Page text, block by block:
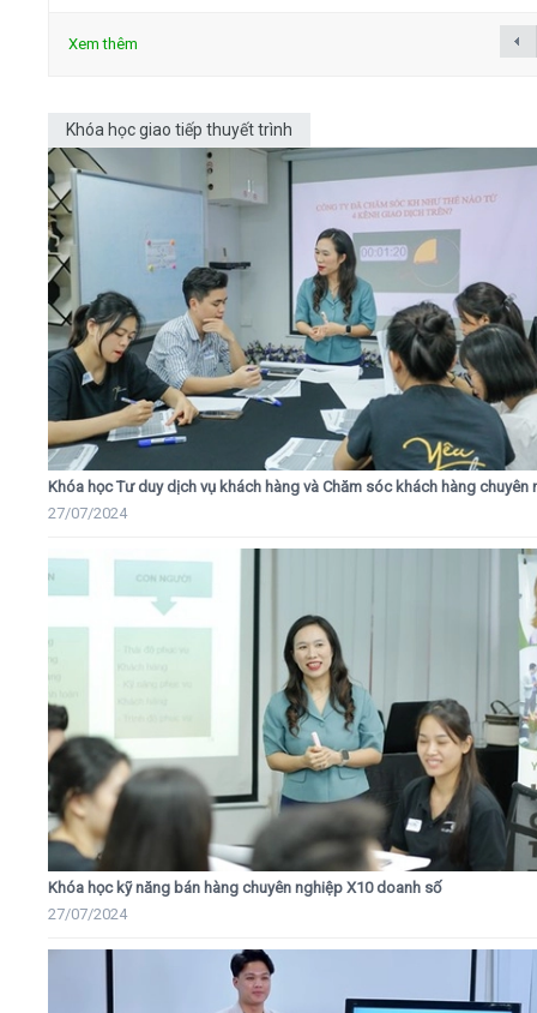
Xem thêm
Khóa học giao tiếp thuyết trình
Khóa học Tư duy dịch vụ khách hàng và Chăm sóc khách hàng chuyên
27/07/2024
Khóa học kỹ năng bán hàng chuyên nghiệp X10 doanh số
27/07/2024